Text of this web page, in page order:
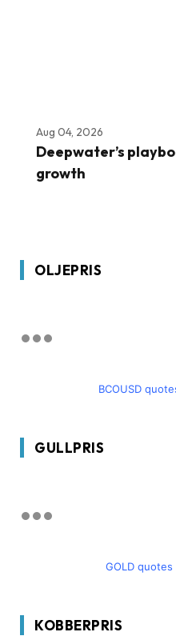
Aug 04, 2026
Deepwater’s
growth
OLJEPRIS
BCOUSD
GULLPRIS
GOLD quotes
KOBBERPRIS